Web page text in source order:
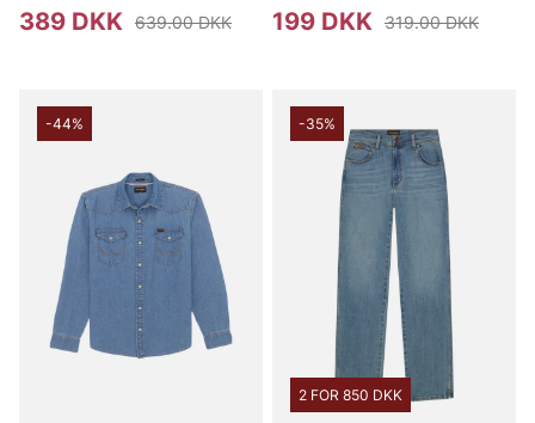
389 DKK 639.00 DKK 199 DKK 319.00 DKK
-44% -35%
2 FOR 850 DKK